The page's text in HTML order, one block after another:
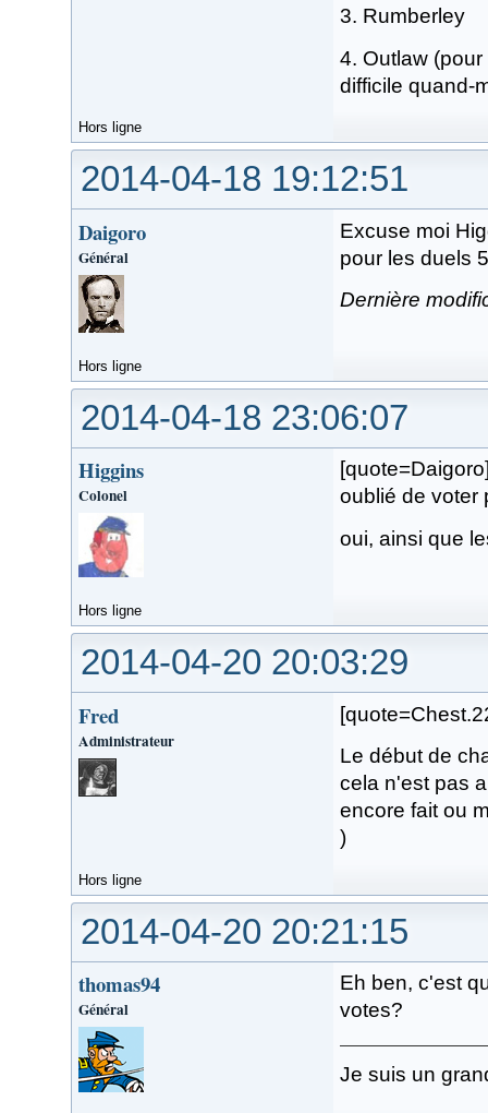
3. Rumberley
4. Outlaw
difficile quand-
Hors ligne
2014-04-18 19:12:51
Daigoro
Général
Excuse moi
pour les duels
Dernière
Hors ligne
2014-04-18 23:06:07
Higgins
Colonel
oublié de voter
oui, ainsi que
Hors ligne
2014-04-20 20:03:29
Fred
Administrateur
Le début de
cela n'est pas
encore fait ou
)
Hors ligne
2014-04-20 20:21:15
thomas94
Général
Eh ben, c'est
votes?
Je suis un